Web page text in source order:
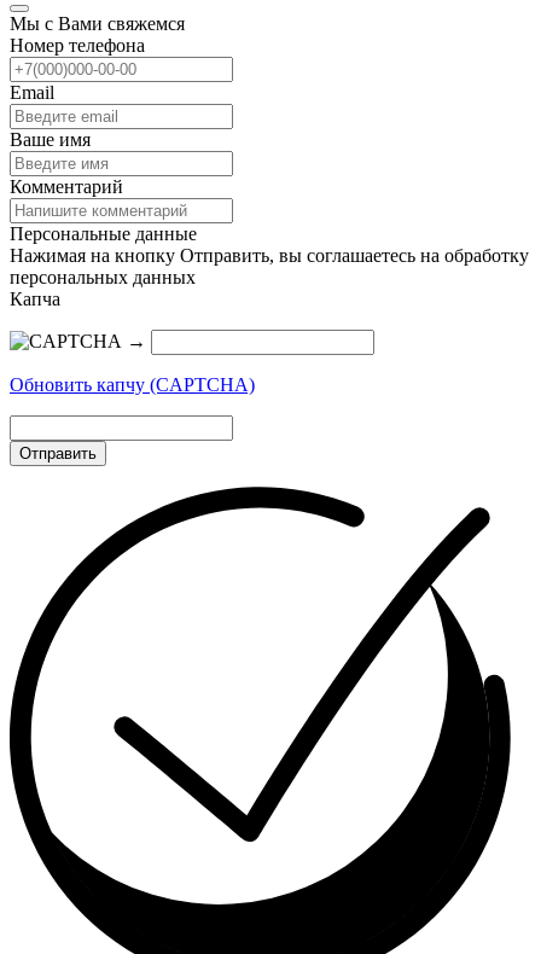
Мы с Вами свяжемся
Номер телефона
Email
Ваше имя
Комментарий
Персональные данные
Нажимая на кнопку Отправить, вы соглашаетесь на обработку
персональных данных
Капча
→
Обновить капчу (CAPTCHA)
Отправить